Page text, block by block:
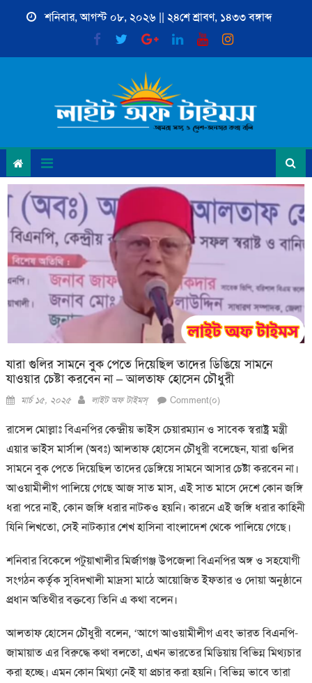
শনিবার, আগস্ট ০৮, ২০২৬ || ২৪শে শ্রাবণ, ১৪৩৩ বঙ্গাব্দ
যারা গুলির সামনে বুক পেতে দিয়েছিল তাদের ডিঙিয়ে সামনে
যাওয়ার চেষ্টা করবেন না – আলতাফ হোসেন চৌধুরী
Posted
মার্চ ১৫, ২০২৫ Author
লাইট অফ টাইমস্ Comment(০)
রাসেল মোল্লাঃ বিএনপির কেন্দ্রীয় ভাইস চেয়ারম্যান ও সাবেক স্বরাষ্ট্র মন্ত্রী
এয়ার ভাইস মার্সাল (অবঃ) আলতাফ হোসেন চৌধুরী বলেছেন, যারা গুলির
সামনে বুক পেতে দিয়েছিল তাদের ডেঙ্গিয়ে সামনে আসার চেষ্টা করবেন না।
আওয়ামীলীগ পালিয়ে গেছে আজ সাত মাস, এই সাত মাসে দেশে কোন জঙ্গি
ধরা পরে নাই, কোন জঙ্গি ধরার নাটকও হয়নি। কারনে এই জঙ্গি ধরার কাহিনী
যিনি লিখতো, সেই নাটক্যার শেখ হাসিনা বাংলাদেশ থেকে পালিয়ে গেছে।
শনিবার বিকেলে পটুয়াখালীর মির্জাগঞ্জ উপজেলা বিএনপির অঙ্গ ও সহযোগী
সংগঠন কর্তৃক সুবিদখালী মাদ্রসা মাঠে আয়োজিত ইফতার ও দোয়া অনুষ্ঠানে
প্রধান অতিথীর বক্তব্যে তিনি এ কথা বলেন।
আলতাফ হোসেন চৌধুরী বলেন, ‘আগে আওয়ামীলীগ এবং ভারত বিএনপি-
জামায়াত এর বিরুদ্ধে কথা বলতো, এখন ভারতের মিডিয়ায় বিভিন্ন মিথ্যচার
করা হচ্ছে। এমন কোন মিথ্যা নেই যা প্রচার করা হয়নি। বিভিন্ন ভাবে তারা